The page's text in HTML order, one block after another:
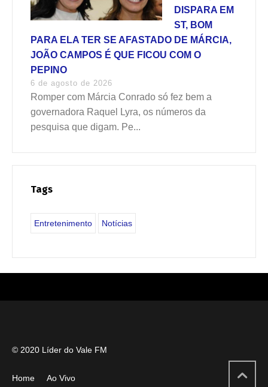
DISPARA EM
ST, BOM
PARA ELA TER SE AFASTADO DE MÁRCIA,
JOÃO CAMPOS É QUE FICOU COM O
PEPINO
6 de agosto de 2026
Romper com Márcia Conrado só fez bem a
governadora Raquel Lyra, os números da
pesquisa que digam. Pe...
Tags
Entretenimento Notícias
© 2020 Líder do Vale FM
Home Ao Vivo